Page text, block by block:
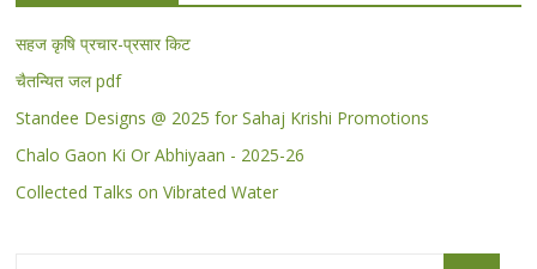
सहज कृषि प्रचार-प्रसार किट
चैतन्यित जल pdf
Standee Designs @ 2025 for Sahaj Krishi Promotions
Chalo Gaon Ki Or Abhiyaan - 2025-26
Collected Talks on Vibrated Water